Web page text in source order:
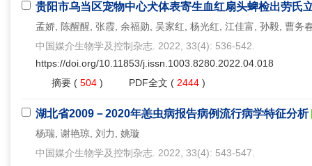
贵阳市乌当区宠物中心犬体表寄生血红扇头蜱检出劳氏
孟娇, 陈醒醒, 张霞, 余福勋, 吴家红, 杨光红, 江佳富, 孙毅, 曹务
中国媒介生物学及控制杂志. 2022, 33(4): 536-542.
https://doi.org/10.11853/j.issn.1003.8280.2022.04.018
摘要 ( 504 ) PDF全文 ( 2444 )
湖北省2009－2020年恙虫病报告病例流行病学特征分析
杨瑞, 谢艳琼, 刘力, 姚璇
中国媒介生物学及控制杂志. 2022, 33(4): 543-547.